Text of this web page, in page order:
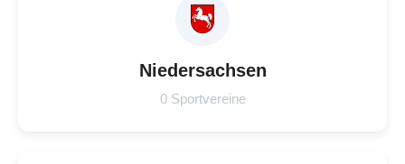
Niedersachsen
0 Sportvereine